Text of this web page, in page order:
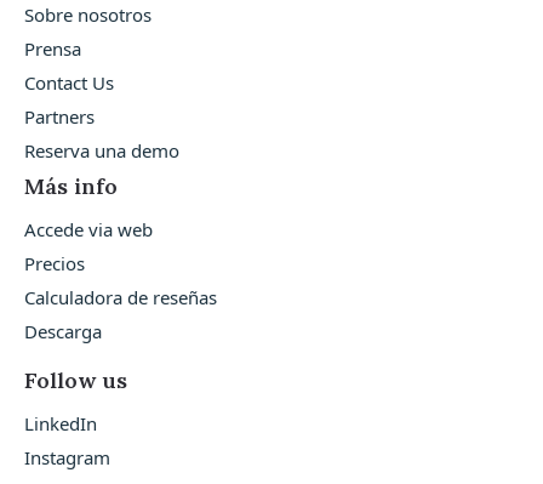
Sobre nosotros
Prensa
Contact Us
Partners
Reserva una demo
Más info
Accede via web
Precios
Calculadora de reseñas
Descarga
Follow us
LinkedIn
Instagram